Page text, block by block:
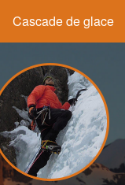
Cascade de glace